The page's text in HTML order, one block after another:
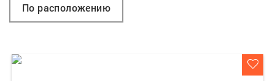
По расположению